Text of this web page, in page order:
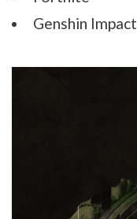
Genshin Impact